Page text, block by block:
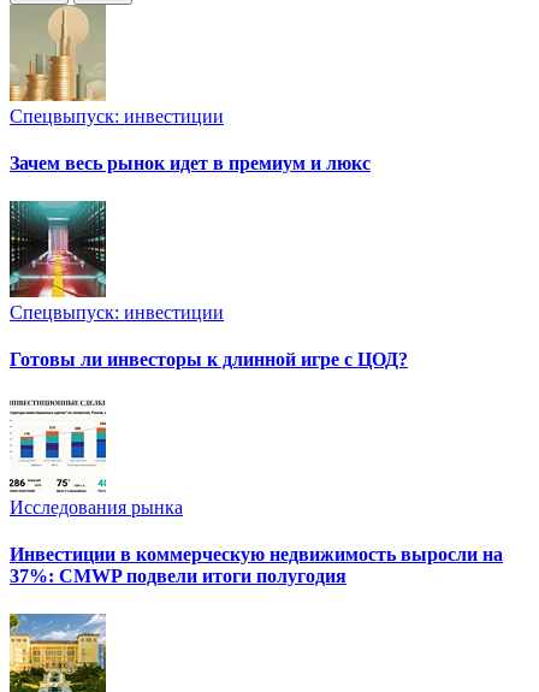
Спецвыпуск: инвестиции
Зачем весь рынок идет в премиум и люкс
Спецвыпуск: инвестиции
Готовы ли инвесторы к длинной игре с ЦОД?
Исследования рынка
Инвестиции в коммерческую недвижимость выросли на
37%: CMWP подвели итоги полугодия